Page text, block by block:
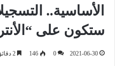
الأساسية..
ستكون على
2021-06-30
0
146